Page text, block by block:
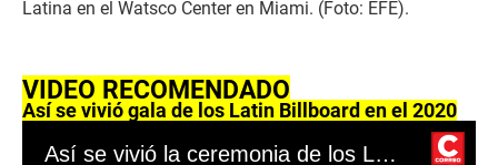
Latina en el Watsco Center en Miami. (Foto: EFE).
VIDEO RECOMENDADO
Así se vivió gala de los Latin Billboard en el 2020
Así se vivió la ceremonia de los Latin Billboard 2020 22/10/2020